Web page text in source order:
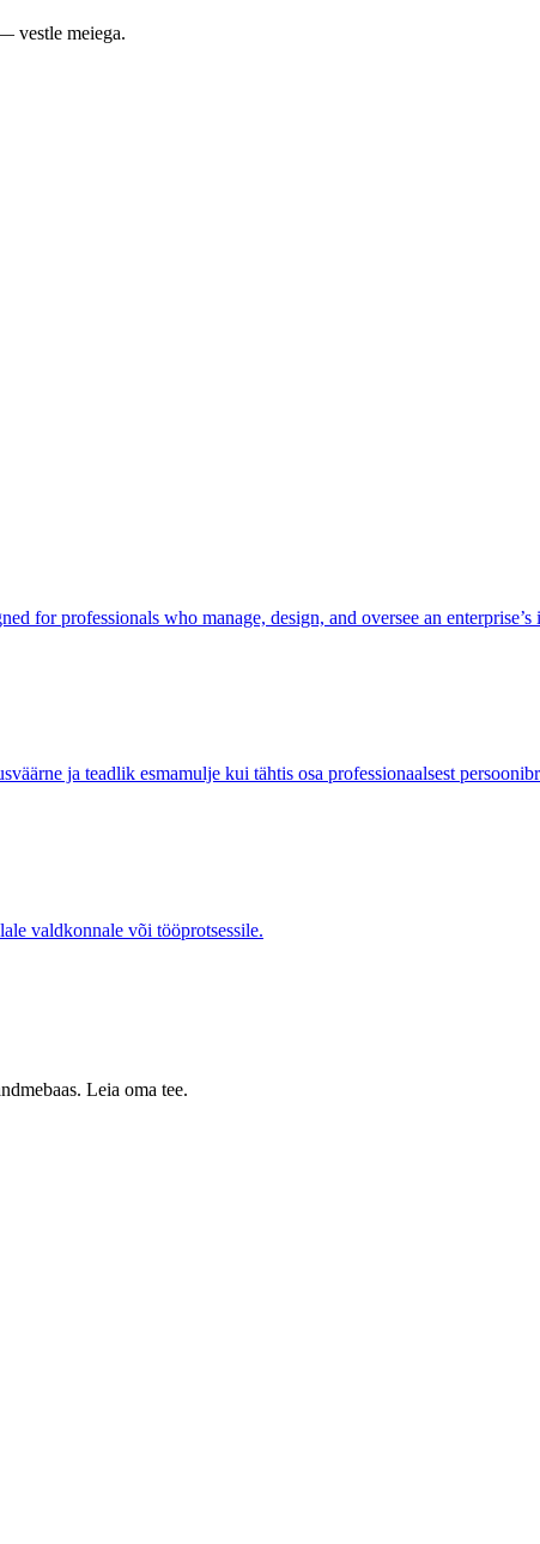
vestle meiega.
for professionals who manage, design, and oversee an
ja teadlik esmamulje kui tähtis osa professionaalsest
valdkonnale või tööprotsessile.
Leia oma tee.